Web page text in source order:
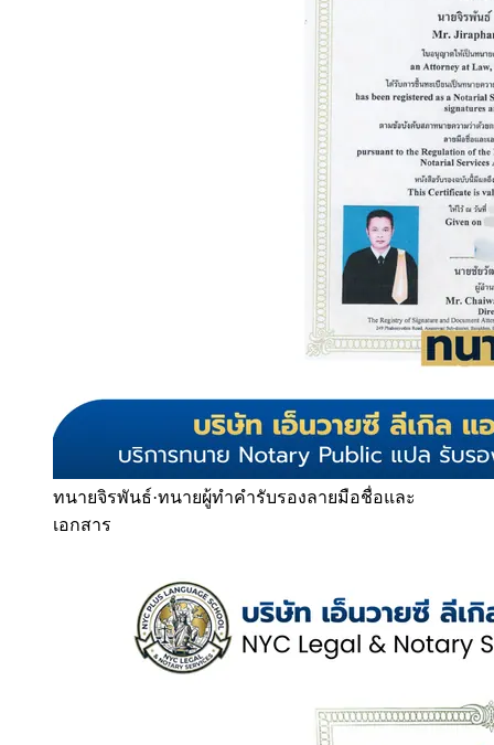
ทนายจิรพันธ์·ทนายผู้ทำคำรับรองลายมือชื่อและ
เอกสาร